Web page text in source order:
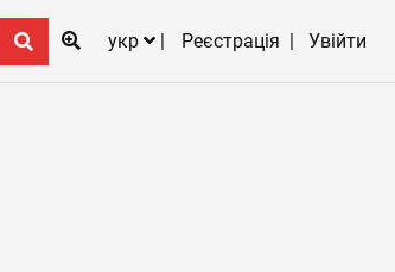
укр
Реєстрація Увійти